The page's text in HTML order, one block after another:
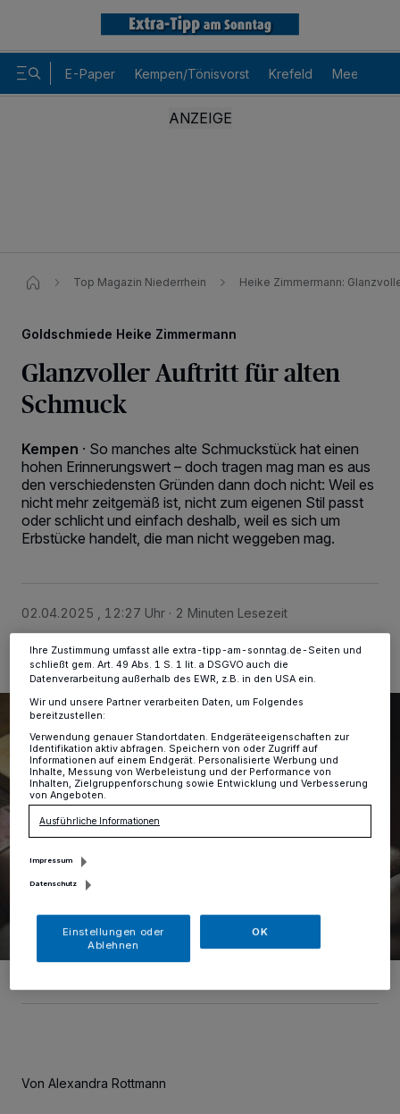
E-Paper Kempen/Tönisvorst Krefeld Meerbusch
Top Magazin Niederrhein Heike Zimmermann:
Goldschmiede Heike Zimmermann
Glanzvoller Auftritt für alten
Schmuck
Kempen · So manches alte Schmuckstück hat einen
hohen Erinnerungswert – doch tragen mag man es aus
den verschiedensten Gründen dann doch nicht: Weil es
nicht mehr zeitgemäß ist, nicht zum eigenen Stil passt
oder schlicht und einfach deshalb, weil es sich um
Erbstücke handelt, die man nicht weggeben mag.
02.04.2025 , 12:27 Uhr 2 Minuten Lesezeit
Von Alexandra Rottmann
Wir und unsere218-Partner speichern und greifen auf
personenbezogene Daten wie Browserdaten oder eindeutige
Kennungen auf Ihrem Gerät zu. Durch Auswahl von OK aktivieren Sie
Tracking-Technologien für die unter „Wir und unsere Partner
verarbeiten Daten, um Ihnen Dienste bereitzustellen“ aufgeführten
Zwecke. Wenn Tracker deaktiviert sind, sind manche Inhalte und
Ihre Einstellungen gelten innerhalb unseres Website. Weitere
Ihre Zustimmung umfasst alle extra-tipp-am-sonntag.de-Seiten und
schließt gem. Art. 49 Abs. 1 S. 1 lit. a DSGVO auch die
Datenverarbeitung außerhalb des EWR, z.B. in den USA ein.
Wir und unsere Partner verarbeiten Daten, um Folgendes
bereitzustellen:
Verwendung genauer Standortdaten. Endgeräteeigenschaften zur
Identifikation aktiv abfragen. Speichern von oder Zugriff auf
Informationen auf einem Endgerät. Personalisierte Werbung und
Inhalte, Messung von Werbeleistung und der Performance von
Inhalten, Zielgruppenforschung sowie Entwicklung und Verbesserung
von Angeboten.
Ausführliche Informationen
Impressum
Datenschutz
Einstellungen oder
Ablehnen
OK